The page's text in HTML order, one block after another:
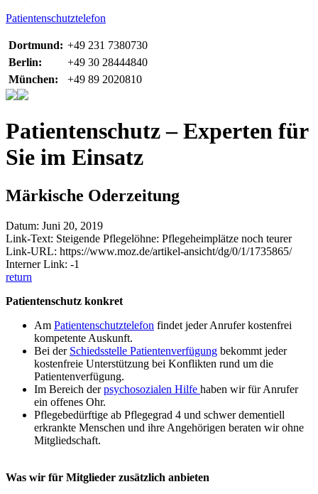
Patientenschutztelefon
Dortmund: +49 231 7380730
Berlin:
+49 30 28444840
München:
+49 89 2020810
Patientenschutz – Experten für
Sie im Einsatz
Märkische Oderzeitung
Datum: Juni 20, 2019
Link-Text: Steigende Pflegelöhne: Pflegeheimplätze noch teurer
Link-URL: https://www.moz.de/artikel-ansicht/dg/0/1/1735865/
Interner Link: -1
return
Patientenschutz konkret
Am Patientenschutztelefon findet jeder Anrufer kostenfrei
kompetente Auskunft.
Bei der Schiedsstelle Patientenverfügung bekommt jeder
kostenfreie Unterstützung bei Konflikten rund um die
Patientenverfügung.
Im Bereich derpsychosozialen Hilfe haben wir für Anrufer
ein offenes Ohr.
Pflegebedürftige ab Pflegegrad 4 und schwer dementiell
erkrankte Menschen und ihre Angehörigen beraten wir ohne
Mitgliedschaft.
Was wir für Mitglieder zusätzlich anbieten